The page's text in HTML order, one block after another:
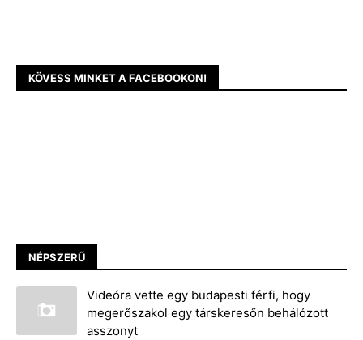
KÖVESS MINKET A FACEBOOKON!
NÉPSZERŰ
Videóra vette egy budapesti férfi, hogy
megerőszakol egy társkeresőn behálózott
asszonyt